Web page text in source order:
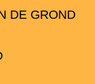
DE GROND